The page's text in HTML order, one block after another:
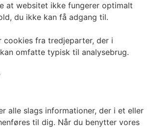
at websitet ikke fungerer optimalt
du ikke kan få adgang til.
cookies fra tredjeparter, der i
omfatte typisk til analysebrug.
alle slags informationer, der i et eller
til dig. Når du benytter vores